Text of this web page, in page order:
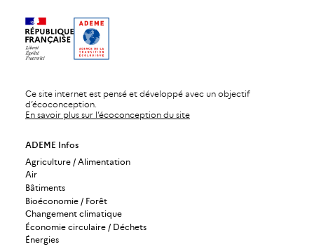
Ce site internet est pensé et développé avec un objectif
d’écoconception.
En savoir plus sur l’écoconception du site
ADEME Infos
Agriculture / Alimentation
Air
Bâtiments
Bioéconomie / Forêt
Changement climatique
Économie circulaire / Déchets
Énergies